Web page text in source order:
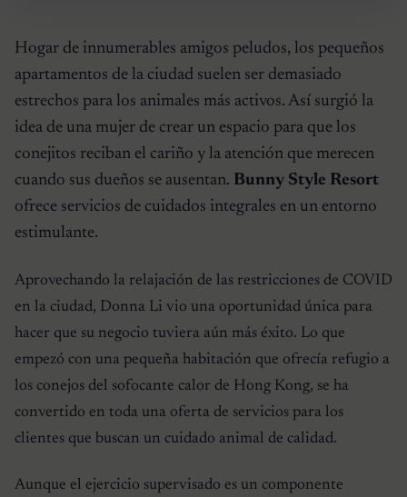
Hogar de innumerables amigos peludos, los pequeños
apartamentos de la ciudad suelen ser demasiado
estrechos para los animales más activos. Así surgió la
idea de una mujer de crear un espacio para que los
conejitos reciban el cariño y la atención que merecen
cuando sus dueños se ausentan. Bunny Style Resort
ofrece servicios de cuidados integrales en un entorno
estimulante.
Aprovechando la relajación de las restricciones de COVID
en la ciudad, Donna Li vio una oportunidad única para
hacer que su negocio tuviera aún más éxito. Lo que
empezó con una pequeña habitación que ofrecía refugio a
los conejos del sofocante calor de Hong Kong, se ha
convertido en toda una oferta de servicios para los
clientes que buscan un cuidado animal de calidad.
Aunque el ejercicio supervisado es un componente